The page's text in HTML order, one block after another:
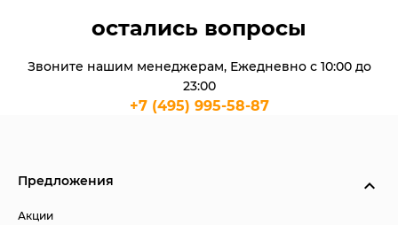
остались вопросы
Звоните нашим менеджерам, Ежедневно с 10:00 до
23:00
+7 (495) 995-58-87
Предложения
Акции